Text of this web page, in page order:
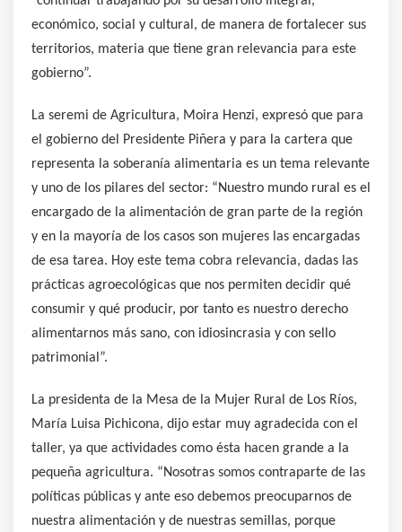
económico, social y cultural, de manera de fortalecer sus
territorios, materia que tiene gran relevancia para este
gobierno”.
La seremi de Agricultura, Moira Henzi, expresó que para
el gobierno del Presidente Piñera y para la cartera que
representa la soberanía alimentaria es un tema relevante
y uno de los pilares del sector: “Nuestro mundo rural es el
encargado de la alimentación de gran parte de la región
y en la mayoría de los casos son mujeres las encargadas
de esa tarea. Hoy este tema cobra relevancia, dadas las
prácticas agroecológicas que nos permiten decidir qué
consumir y qué producir, por tanto es nuestro derecho
alimentarnos más sano, con idiosincrasia y con sello
patrimonial”.
La presidenta de la Mesa de la Mujer Rural de Los Ríos,
María Luisa Pichicona, dijo estar muy agradecida con el
taller, ya que actividades como ésta hacen grande a la
pequeña agricultura. “Nosotras somos contraparte de las
políticas públicas y ante eso debemos preocuparnos de
nuestra alimentación y de nuestras semillas, porque